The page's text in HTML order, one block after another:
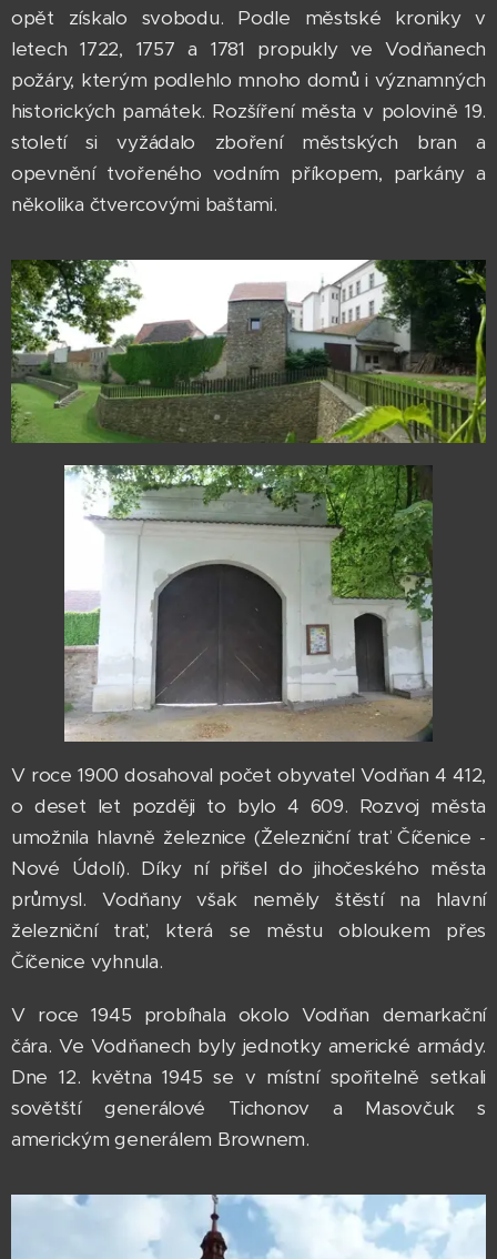
opět získalo svobodu. Podle městské kroniky v
letech 1722, 1757 a 1781 propukly ve Vodňanech
požáry, kterým podlehlo mnoho domů i významných
historických památek. Rozšíření města v polovině 19.
století si vyžádalo zboření městských bran a
opevnění tvořeného vodním příkopem, parkány a
několika čtvercovými baštami.
V roce 1900 dosahoval počet obyvatel Vodňan 4 412,
o deset let později to bylo 4 609. Rozvoj města
umožnila hlavně železnice (Železniční trať Číčenice -
Nové Údolí). Díky ní přišel do jihočeského města
průmysl. Vodňany však neměly štěstí na hlavní
železniční trať, která se městu obloukem přes
Číčenice vyhnula.
V roce 1945 probíhala okolo Vodňan demarkační
čára. Ve Vodňanech byly jednotky americké armády.
Dne 12. května 1945 se v místní spořitelně setkali
sovětští generálové Tichonov a Masovčuk s
americkým generálem Brownem.